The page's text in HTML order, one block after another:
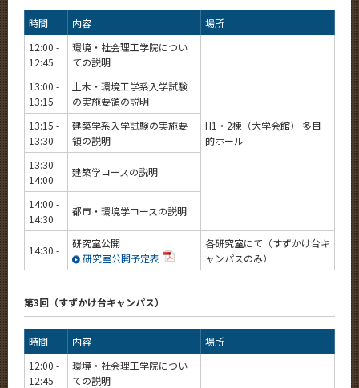
時間 内容
場所
12:00 -
12:45
環境・社会理工学院につい
ての説明
H1・2棟（大学会館） 多目
的ホール
13:00 -
13:15
土木・環境工学系入学試験
の実施要領の説明
13:15 -
13:30
建築学系入学試験の実施要
領の説明
13:30 -
14:00
建築学コースの説明
14:00 -
14:30
都市・環境学コースの説明
14:30 -
研究室公開
研究室公開予定表
各研究室にて（すずかけ台キ
ャンパスのみ）
第3回（すずかけ台キャンパス）
時間 内容
場所
12:00 -
12:45
環境・社会理工学院につい
ての説明